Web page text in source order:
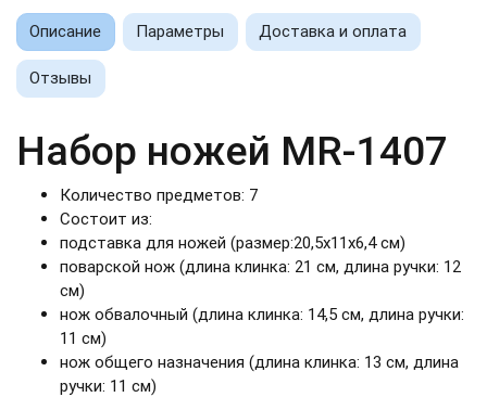
Описание Параметры Доставка и оплата
Отзывы
Набор ножей MR-1407
Количество предметов: 7
Состоит из:
подставка для ножей (размер:20,5х11х6,4 см)
поварской нож (длина клинка: 21 см, длина ручки: 12
см)
нож обвалочный (длина клинка: 14,5 см, длина ручки:
11 см)
нож общего назначения (длина клинка: 13 см, длина
ручки: 11 см)